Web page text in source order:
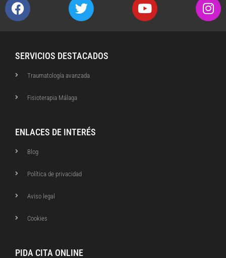
SERVICIOS DESTACADOS
Traumatología avanzada
Fisioterapia Málaga
ENLACES DE INTERÉS
Blog
Política de privacidad
Aviso legal
Cookies
PIDA CITA ONLINE